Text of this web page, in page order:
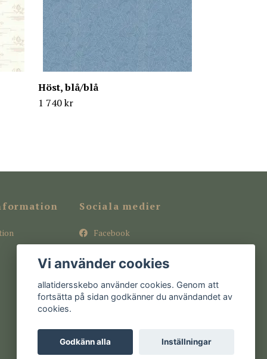
Höst, blå/blå
1 740 kr
Sociala medier
Facebook
Pinterest
Vi använder cookies
allatidersskebo använder cookies. Genom att
fortsätta på sidan godkänner du användandet av
cookies.
Godkänn alla Inställningar